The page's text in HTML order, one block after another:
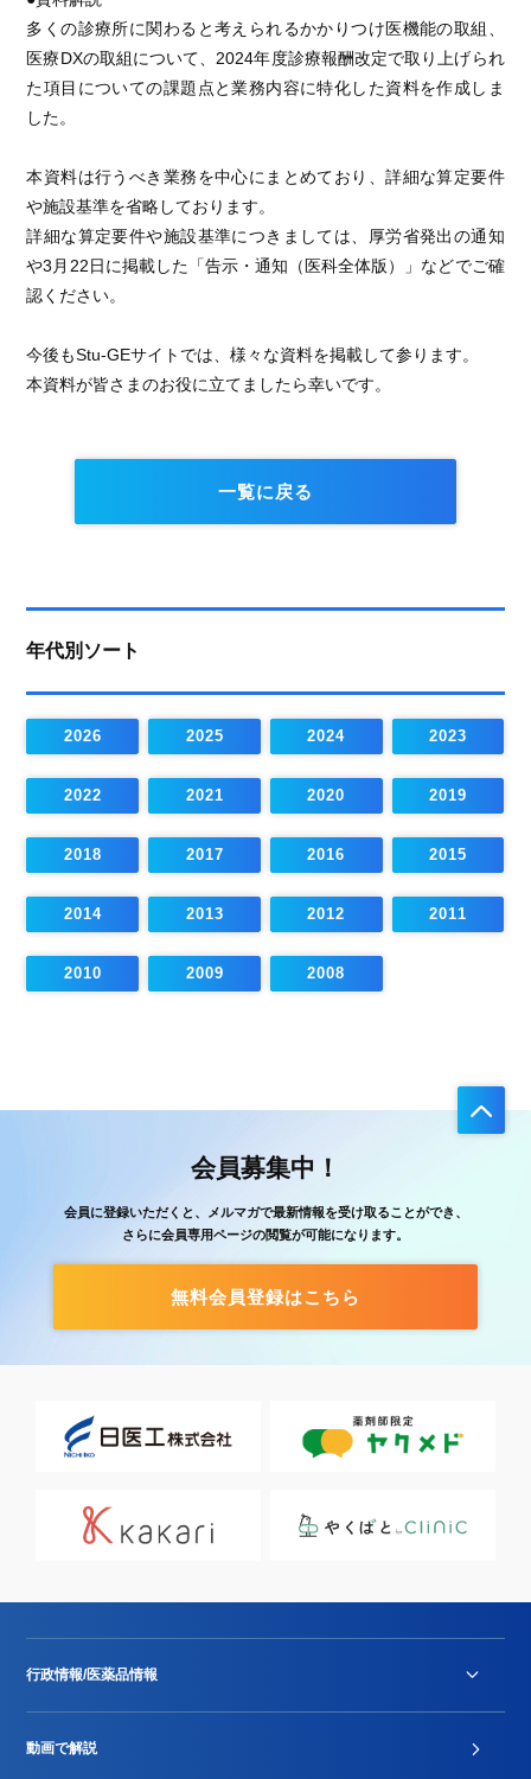
多くの診療所に関わると考えられるかかりつけ医機能の取組、
医療DXの取組について、2024年度診療報酬改定で取り上げられ
た項目についての課題点と業務内容に特化した資料を作成しま
した。
本資料は行うべき業務を中心にまとめており、詳細な算定要件
や施設基準を省略しております。
詳細な算定要件や施設基準につきましては、厚労省発出の通知
や3月22日に掲載した「告示・通知（医科全体版）」などでご確
認ください。
今後もStu-GEサイトでは、様々な資料を掲載して参ります。
本資料が皆さまのお役に立てましたら幸いです。
一覧に戻る
年代別ソート
2026 2025 2024 2023
2022 2021 2020 2019
2018 2017 2016 2015
2014 2013 2012 2011
2010 2009 2008
会員募集中！
会員に登録いただくと、メルマガで最新情報を受け取ることができ、
さらに会員専用ページの閲覧が可能になります。
無料会員登録はこちら
行政情報/医薬品情報
動画で解説